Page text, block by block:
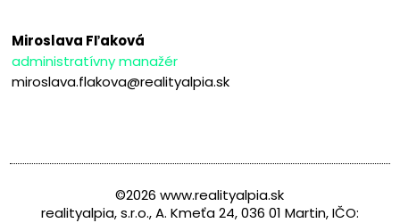
Miroslava Fľaková
administratívny manažér
miroslava.flakova@realityalpia.sk
©2026 www.realityalpia.sk
realityalpia, s.r.o., A. Kmeťa 24, 036 01 Martin, IČO: